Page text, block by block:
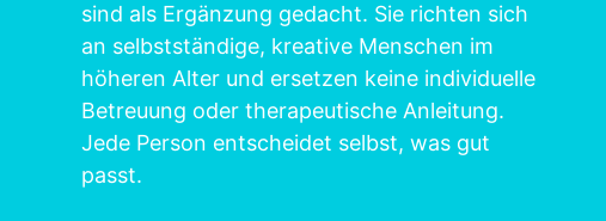
sind als Ergänzung gedacht. Sie richten sich
an selbstständige, kreative Menschen im
höheren Alter und ersetzen keine individuelle
Betreuung oder therapeutische Anleitung.
Jede Person entscheidet selbst, was gut
passt.